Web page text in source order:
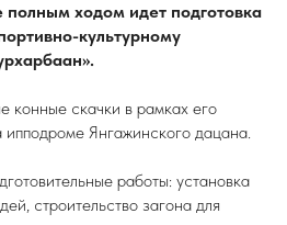
ходом идет подготовка
культурному
конные скачки в рамках его
ипподроме Янгажинского дацана.
работы: установка
строительство загона для